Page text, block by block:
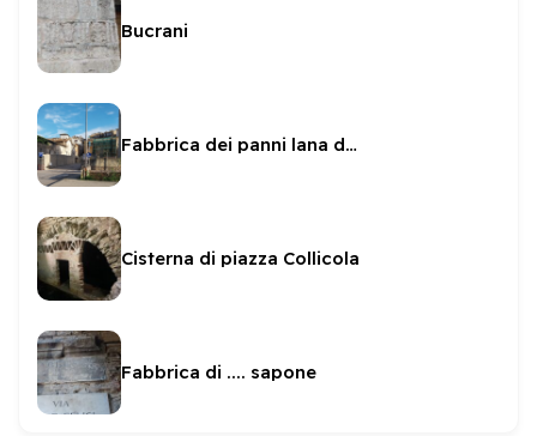
Bucrani
Fabbrica dei panni lana del Conte Pianciani
Cisterna di piazza Collicola
Fabbrica di .... sapone